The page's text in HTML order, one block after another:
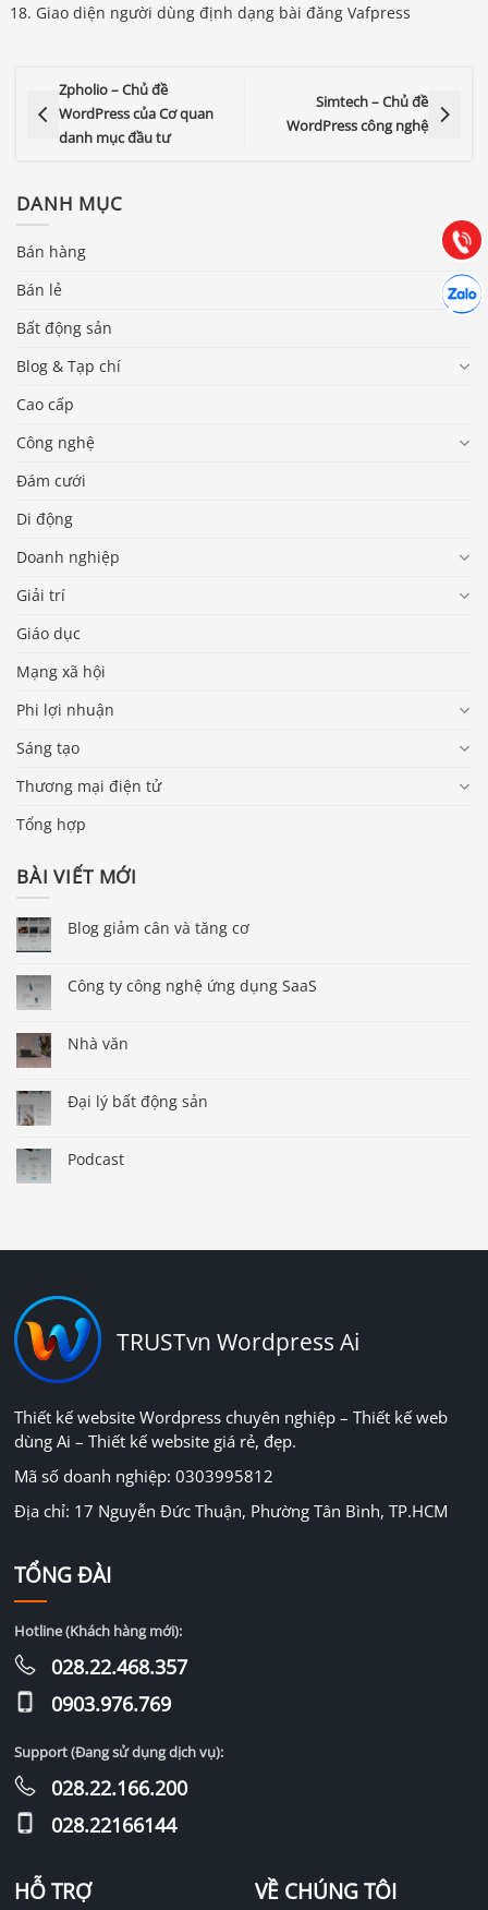
Giao diện người dùng định dạng bài đăng Vafpress
Zpholio – Chủ đề
WordPress của Cơ quan
danh mục đầu tư
Simtech – Chủ đề
WordPress công nghệ
DANH MỤC
Bán hàng
Bán lẻ
Bất động sản
Blog & Tạp chí
Cao cấp
Công nghệ
Đám cưới
Di động
Doanh nghiệp
Giải trí
Giáo dục
Mạng xã hội
Phi lợi nhuận
Sáng tạo
Thương mại điện tử
Tổng hợp
BÀI VIẾT MỚI
Blog giảm cân và tăng cơ
Công ty công nghệ ứng dụng SaaS
Nhà văn
Đại lý bất động sản
Podcast
TRUSTvn Wordpress Ai
Thiết kế website Wordpress chuyên nghiệp – Thiết kế web
dùng Ai – Thiết kế website giá rẻ, đẹp.
Mã số doanh nghiệp: 0303995812
Địa chỉ: 17 Nguyễn Đức Thuận, Phường Tân Bình, TP.HCM
HỖ TRỢ VỀ CHÚNG TÔI
TỔNG ĐÀI
Hotline (Khách hàng mới):
028.22.468.357
0903.976.769
Support (Đang sử dụng dịch vụ):
028.22.166.200
028.22166144
Gọi
Báo giá & Đặt hàng:
0903.976.769
(028) 22.166.144
Chát